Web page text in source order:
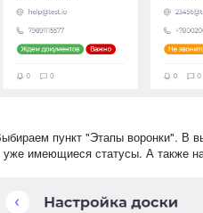
пункт "Этапы воронки". В
уже имеющиеся статусы. А также